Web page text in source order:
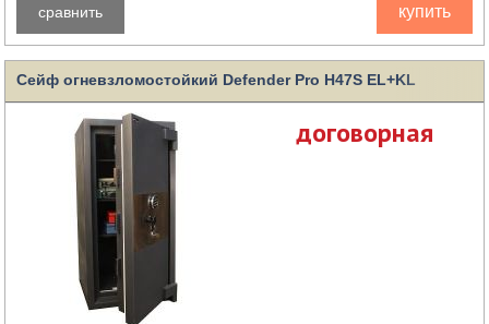
купить
сравнить
Сейф огневзломостойкий Defender Pro H47S EL+KL
договорная